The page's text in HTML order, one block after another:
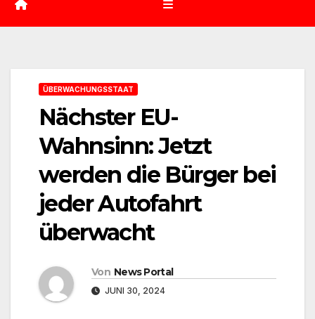
ÜBERWACHUNGSSTAAT
Nächster EU-
Wahnsinn: Jetzt
werden die Bürger bei
jeder Autofahrt
überwacht
Von News Portal
JUNI 30, 2024